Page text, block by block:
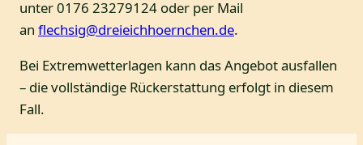
unter 0176 23279124 oder per Mail
an flechsig@dreieichhoernchen.de.
Bei Extremwetterlagen kann das Angebot ausfallen
– die vollständige Rückerstattung erfolgt in diesem
Fall.